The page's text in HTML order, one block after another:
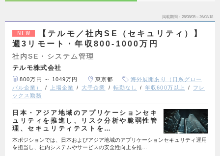
掲載期間 26/08/05～26/08/18
NEW
【テルモ／社内SE（セキュリティ）】
週3リモート・年収800-1000万円
社内SE・システム管理
テルモ株式会社
800万円 ～ 1049万円 東京都
海外展開あり（日系グロー
バル企業）
上場企業 大手企業 転勤なし 年収600万以上
フレ
ックス勤務
日本・アジア地域のアプリケーションセキ
ュリティを推進し、リスク分析や脆弱性管
理、セキュリティテストを…
本ポジションでは、日本およびアジア地域のアプリケーションセキュリティ運用
を担当し、社内システムやサービスの安全性向上を推…